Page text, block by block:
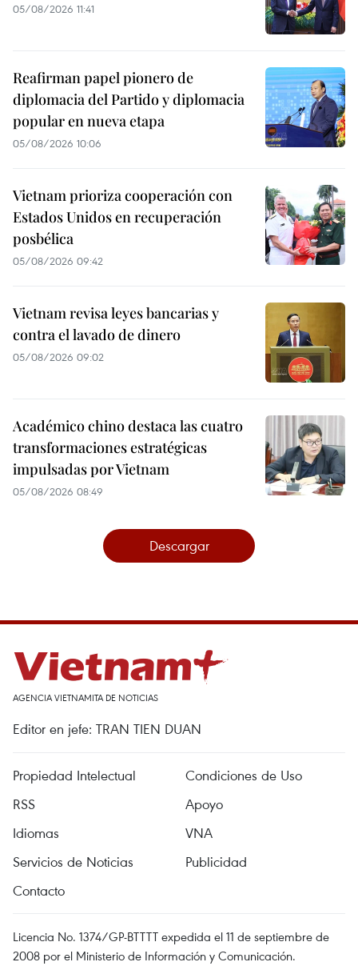
05/08/2026 11:41
Reafirman papel pionero de
diplomacia del Partido y diplomacia
popular en nueva etapa
05/08/2026 10:06
Vietnam prioriza cooperación con
Estados Unidos en recuperación
posbélica
05/08/2026 09:42
Vietnam revisa leyes bancarias y
contra el lavado de dinero
05/08/2026 09:02
Académico chino destaca las cuatro
transformaciones estratégicas
impulsadas por Vietnam
05/08/2026 08:49
Descargar
AGENCIA VIETNAMITA DE NOTICIAS
Editor en jefe: TRAN TIEN DUAN
Propiedad Intelectual
Condiciones de Uso
RSS
Apoyo
Idiomas
VNA
Servicios de Noticias
Publicidad
Contacto
Licencia No. 1374/GP-BTTTT expedida el 11 de septiembre de
2008 por el Ministerio de Información y Comunicación.